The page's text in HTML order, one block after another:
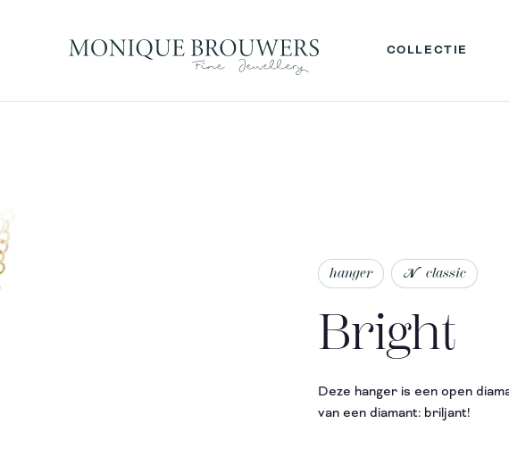
COLLECTIE
hanger classic
Bright
Deze hanger is een open
van een diamant: briljant!